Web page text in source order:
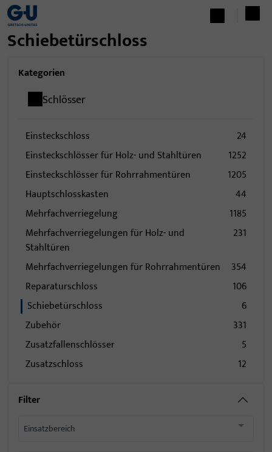
Schiebetürschloss
Kategorien
Schlösser
Einsteckschloss
24
Einsteckschlösser für Holz- und Stahltüren
1252
Einsteckschlösser für Rohrrahmentüren
1205
Hauptschlosskasten
44
Mehrfachverriegelung
1185
Mehrfachverriegelungen für Holz- und
Stahltüren
231
Mehrfachverriegelungen für Rohrrahmentüren
354
Reparaturschloss
106
Schiebetürschloss
6
Zubehör
331
Zusatzfallenschlösser
5
Zusatzschloss
12
Filter
Einsatzbereich